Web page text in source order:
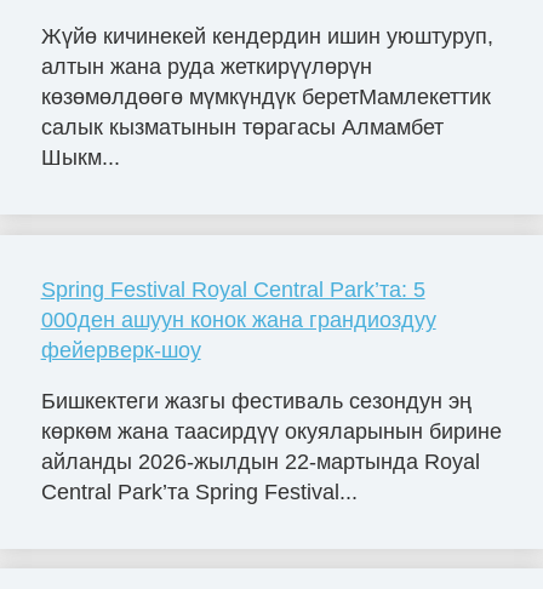
Жүйө кичинекей кендердин ишин уюштуруп,
алтын жана руда жеткирүүлөрүн
көзөмөлдөөгө мүмкүндүк беретМамлекеттик
салык кызматынын төрагасы Алмамбет
Шыкм...
Spring Festival Royal Central Park’та: 5
000ден ашуун конок жана грандиоздуу
фейерверк-шоу
Бишкектеги жазгы фестиваль сезондун эң
көркөм жана таасирдүү окуяларынын бирине
айланды 2026-жылдын 22-мартында Royal
Central Park’та Spring Festival...